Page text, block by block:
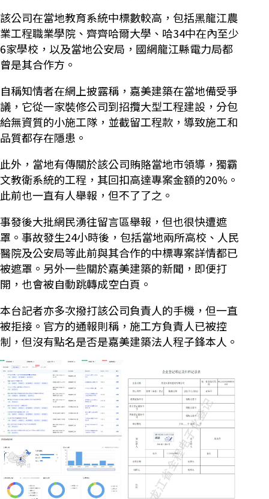
該公司在當地教育系統中標數較高，包括黑龍江農
業工程職業學院、齊齊哈爾大學、哈34中在內至少
6家學校，以及當地公安局，國網龍江縣電力局都
曾是其合作方。
自稱知情者在網上披露稱，嘉美建築在當地備受爭
議，它從一家裝修公司到招攬大型工程建設，分包
給無資質的小施工隊，並截留工程款，導致施工和
品質都存在隱患。
此外，當地有傳關於該公司賄賂當地市領導，獨霸
文教衛系統的工程，其回扣高達專案金額的20%。
此前也一直有人舉報，但不了了之。
事發後大批網民湧往留言區舉報，但也很快遭遮
罩。事故發生24小時後，包括當地兩所高校、人民
醫院及公安局等此前與其合作的中標專案詳情都已
被遮罩。另外一些關於嘉美建築的新聞，即便打
開，也會被自動跳轉成空白頁。
本台記者亦多次撥打該公司負責人的手機，但一直
被拒接。官方的通報則稱，施工方負責人已被控
制，但沒有點名是否是嘉美建築法人程子鋒本人。